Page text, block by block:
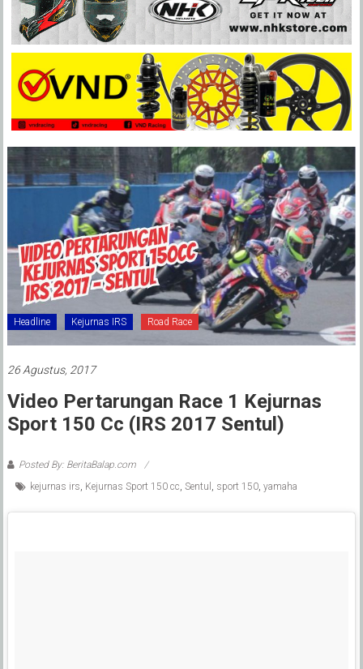
Headline Kejurnas IRS Road Race
26 Agustus, 2017
Video Pertarungan Race 1 Kejurnas
Sport 150 Cc (IRS 2017 Sentul)
Posted By: BeritaBalap.com
kejurnas irs, Kejurnas Sport 150 cc, Sentul , sport 150, yamaha